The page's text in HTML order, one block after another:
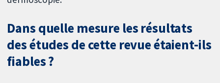
Dans quelle mesure les résultats
des études de cette revue étaient-ils
fiables ?